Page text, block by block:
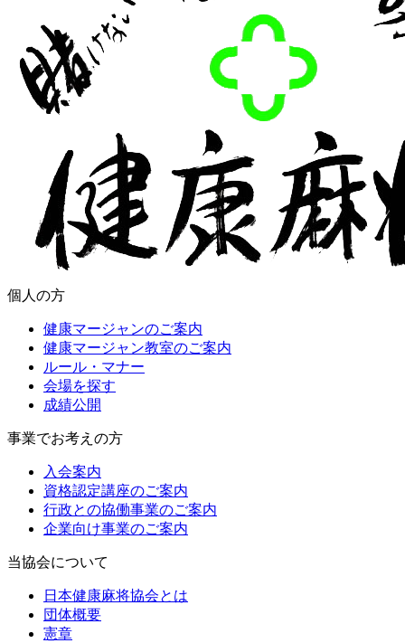
個人の方
健康マージャンのご案内
健康マージャン教室のご案内
ルール・マナー
会場を探す
成績公開
事業でお考えの方
入会案内
資格認定講座のご案内
行政との協働事業のご案内
企業向け事業のご案内
当協会について
日本健康麻将協会とは
団体概要
憲章